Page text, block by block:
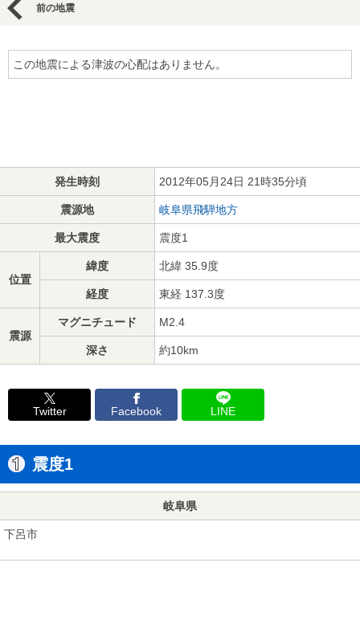
前の地震
この地震による津波の心配はありません。
発生時刻 2012年05月24日 21時35分頃
震源地 岐阜県飛騨地方
最大震度 震度1
位置
緯度 北緯 35.9度
経度 東経 137.3度
震源
マグニチュード M2.4
深さ 約10km
Twitter Facebook LINE
震度1
岐阜県
下呂市